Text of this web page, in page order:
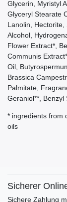
Glycerin, Myristyl
Glyceryl Stearate
Lanolin,
Alcohol,
Flower Extract*,
Communis
Oil,
Brassica
Palmitate,
Geraniol**, Benzyl
* ingredients from
oils
Sicherer
Sichere Zahlung